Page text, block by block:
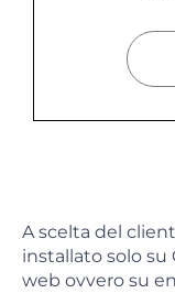
A scelta del
installato solo su
web ovvero su